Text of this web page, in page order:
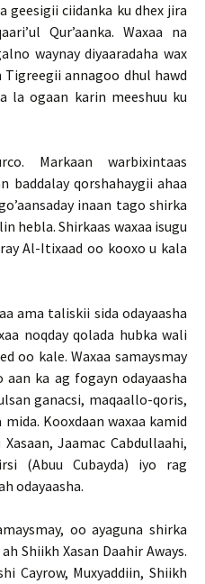
geesigii ciidanka ku dhex jira
Qur’aanka. Waxaa na
waynay diyaaradaha wax
Tigreegii annagoo dhul hawd
la ogaan karin meeshuu ku
Markaan warbixintaas
baddalay qorshahaygii ahaa
inaan tago shirka
hebla. Shirkaas waxaa isugu
Al-Itixaad oo kooxo u kala
ama taliskii sida odayaasha
noqday qolada hubka wali
oo kale. Waxaa samaysmay
ka ag fogayn odayaasha
ganacsi, maqaallo-qoris,
Kooxdaan waxaa kamid
Jaamac Cabdullaahi,
(Abuu Cubayda) iyo rag
odayaasha.
oo ayaguna shirka
Shiikh Xasan Daahir Aways.
Cayrow, Muxyaddiin, Shiikh